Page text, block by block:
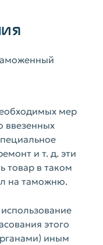
мер
ввезенных
и т. д. эти
товар в таком
на таможню.
этого
иным